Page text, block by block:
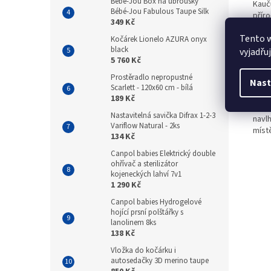
Tento
Bébé-Jou Fabulous Taupe Silk
349 Kč
Kočárek Lionelo AZURA onyx
black
5 760 Kč
Prostěradlo nepropustné
Scarlett - 120x60 cm - bílá
189 Kč
Nastavitelná savička Difrax 1-2-3
Variflow Natural - 2ks
134 Kč
Canpol babies Elektrický double
ohřívač a sterilizátor
kojeneckých lahví 7v1
1 290 Kč
Canpol babies Hydrogelové
hojící prsní polštářky s
lanolinem 8ks
138 Kč
Vložka do kočárku i
autosedačky 3D merino taupe